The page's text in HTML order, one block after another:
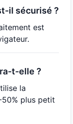
il sécurisé ?
est
t-elle ?
la
plus petit